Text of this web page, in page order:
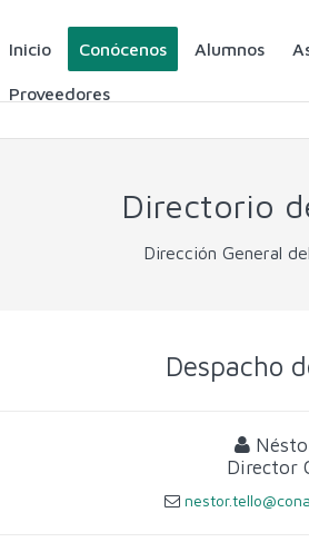
Inicio Conócenos Alumnos
Proveedores
Directorio
Dirección General
Despacho
Director